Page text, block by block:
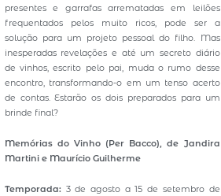
presentes e garrafas arrematadas em leilões
frequentados pelos muito ricos, pode ser a
solução para um projeto pessoal do filho. Mas
inesperadas revelações e até um secreto diário
de vinhos, escrito pelo pai, muda o rumo desse
encontro, transformando-o em um tenso acerto
de contas. Estarão os dois preparados para um
brinde final?
Memórias do Vinho (Per Bacco), de Jandira
Martini e Maurício Guilherme
Temporada: 3 de agosto a 15 de setembro de